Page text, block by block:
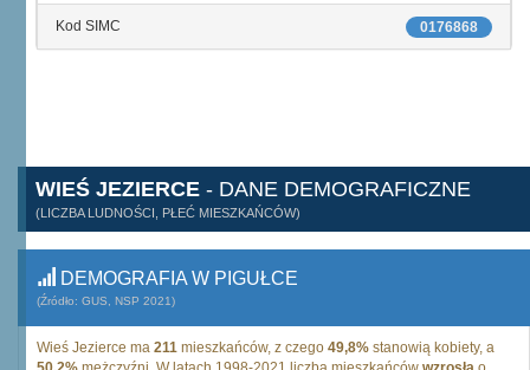
0176868
Kod SIMC
WIEŚ JEZIERCE - DANE DEMOGRAFICZNE
(LICZBA LUDNOŚCI, PŁEĆ MIESZKAŃCÓW)
DEMOGRAFIA W PIGUŁCE
(Źródło: GUS, NSP 2021)
Wieś Jezierce ma 211 mieszkańców, z czego 49,8% stanowią kobiety, a